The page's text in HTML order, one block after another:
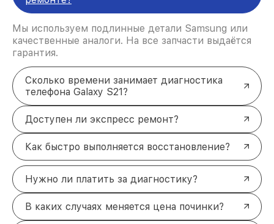
Мы используем подлинные детали Samsung или
качественные аналоги. На все запчасти выдаётся
гарантия.
Сколько времени занимает диагностика
телефона Galaxy S21?
Доступен ли экспресс ремонт?
Как быстро выполняется восстановление?
Нужно ли платить за диагностику?
В каких случаях меняется цена починки?